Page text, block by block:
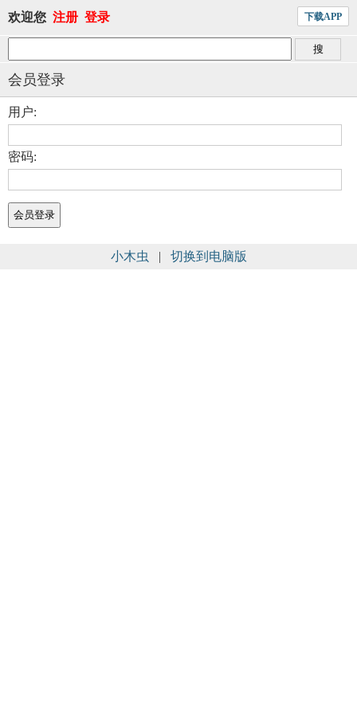
欢迎您 注册 登录 下载APP
会员登录
用户:
密码:
小木虫 | 切换到电脑版